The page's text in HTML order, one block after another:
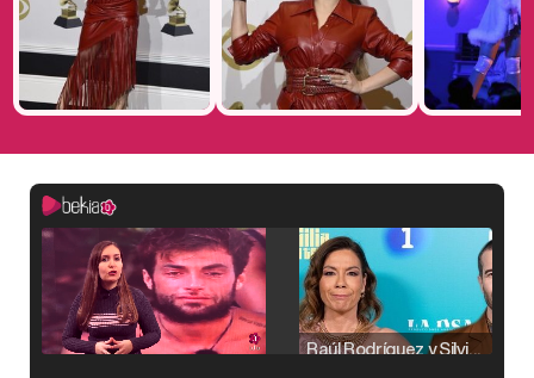
Raúl Rodríguez y Silvia Taulés nos cuentan su papel en 'La familia de la tele'